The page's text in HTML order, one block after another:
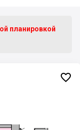
планировкой
